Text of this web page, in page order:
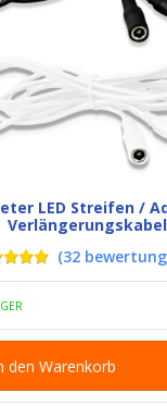
(PCB)
Klebestreifen
Dicke des LED
Anschluss am
LED Streifen /
Verlängerungskabel
(32
den Warenkorb